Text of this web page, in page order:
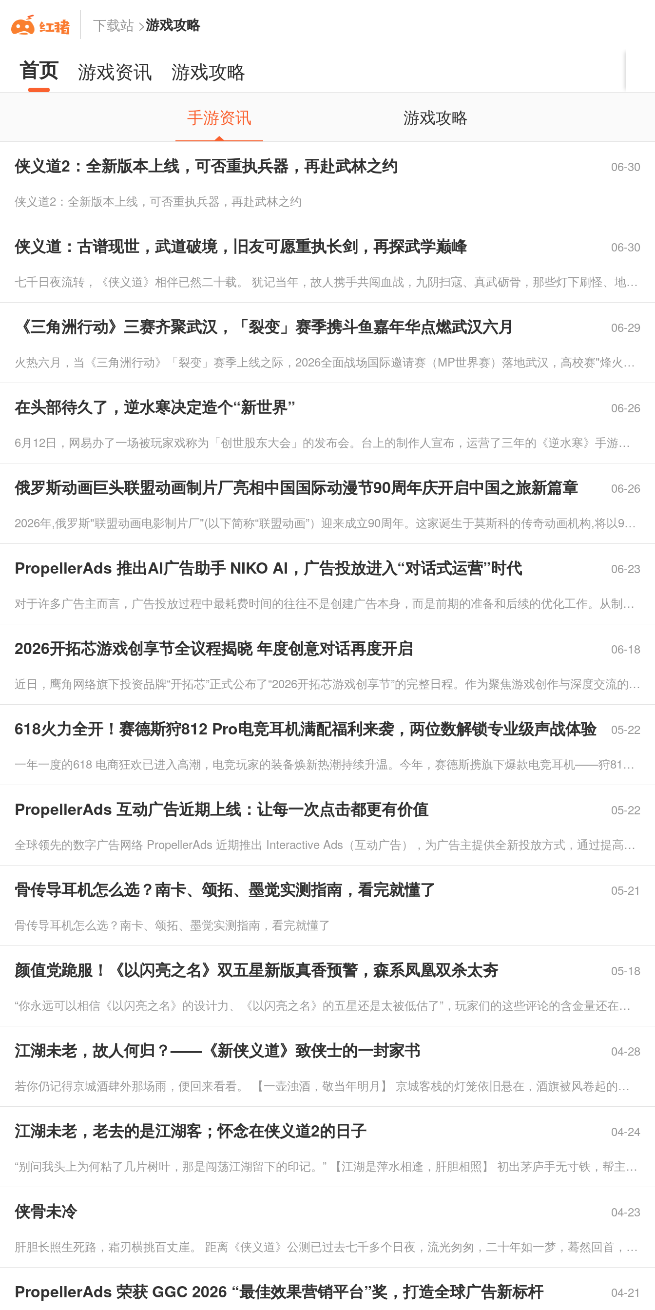
下载站 >游戏攻略
首页 游戏资讯 游戏攻略
手游资讯 游戏攻略
侠义道2：全新版本上线，可否重执兵器，再赴武林之约 06-30
侠义道2：全新版本上线，可否重执兵器，再赴武林之约
侠义道：古谱现世，武道破境，旧友可愿重执长剑，再探武学巅峰 06-30
七千日夜流转，《侠义道》相伴已然二十载。 犹记当年，故人携手共闯血战，九阴扫寇、真武砺骨，那些灯下刷怪、地牢相伴、侠侣同游的快意瞬间，藏着一代人最纯粹的武侠梦。
《三角洲行动》三赛齐聚武汉，「裂变」赛季携斗鱼嘉年华点燃武汉六月 06-29
火热六月，当《三角洲行动》「裂变」赛季上线之际，2026全面战场国际邀请赛（MP世界赛）落地武汉，高校赛"烽火打洲杯"全国总决赛与"不服请上桌"主播赏金赛也接棒登陆斗鱼嘉年华，
在头部待久了，逆水寒决定造个“新世界” 06-26
6月12日，网易办了一场被玩家戏称为「创世股东大会」的发布会。台上的制作人宣布，运营了三年的《逆水寒》手游，将在6月26日正式改名为《逆水寒：新世界》。 在游戏行业，一款
俄罗斯动画巨头联盟动画制片厂亮相中国国际动漫节90周年庆开启中国之旅新篇章 06-26
2026年,俄罗斯"联盟动画电影制片厂"(以下简称“联盟动画”）迎来成立90周年。这家诞生于莫斯科的传奇动画机构,将以90周年庆典为契机,正式亮相第二十二届中国国际动漫节,为中国观众
PropellerAds 推出AI广告助手 NIKO AI，广告投放进入“对话式运营”时代 06-23
对于许多广告主而言，广告投放过程中最耗费时间的往往不是创建广告本身，而是前期的准备和后续的优化工作。从制定出价策略、分析数据表现，到测试新的市场和受众，每一个环节
2026开拓芯游戏创享节全议程揭晓 年度创意对话再度开启 06-18
近日，鹰角网络旗下投资品牌“开拓芯”正式公布了“2026开拓芯游戏创享节”的完整日程。作为聚焦游戏创作与深度交流的年度线下盛会，本届活动将于 7月25日至26日(周六、周日)，在
618火力全开！赛德斯狩812 Pro电竞耳机满配福利来袭，两位数解锁专业级声战体验 05-22
一年一度的618 电商狂欢已进入高潮，电竞玩家的装备焕新热潮持续升温。今年，赛德斯携旗下爆款电竞耳机——狩812 Pro重磅参战，以满配性能与诚意福利，为玩家带来“专业配置+优惠
PropellerAds 互动广告近期上线：让每一次点击都更有价值 05-22
全球领先的数字广告网络 PropellerAds 近期推出 Interactive Ads（互动广告），为广告主提供全新投放方式，通过提高点击质量，实现更高转化率。
骨传导耳机怎么选？南卡、颂拓、墨觉实测指南，看完就懂了 05-21
骨传导耳机怎么选？南卡、颂拓、墨觉实测指南，看完就懂了
颜值党跪服！《以闪亮之名》双五星新版真香预警，森系凤凰双杀太夯 05-18
“你永远可以相信《以闪亮之名》的设计力、《以闪亮之名》的五星还是太被低估了”，玩家们的这些评论的含金量还在持续上升！绝对不能接受有人还不知道《以闪亮之名》最新版本
江湖未老，故人何归？——《新侠义道》致侠士的一封家书 04-28
若你仍记得京城酒肆外那场雨，便回来看看。 【一壶浊酒，敬当年明月】 京城客栈的灯笼依旧悬在，酒旗被风卷起的弧度，和十年前毫无二致。
江湖未老，老去的是江湖客；怀念在侠义道2的日子 04-24
“别问我头上为何粘了几片树叶，那是闯荡江湖留下的印记。” 【江湖是萍水相逢，肝胆相照】 初出茅庐手无寸铁，帮主随手掷来长剑。独门道具炼制失败，陌路大哥慷慨赠予熊爪
侠骨未冷 04-23
肝胆长照生死路，霜刃横挑百丈崖。 距离《侠义道》公测已过去七千多个日夜，流光匆匆，二十年如一梦，蓦然回首，昔日与我快意恩仇的少年郎，尚还在否？
PropellerAds 荣获 GGC 2026 “最佳效果营销平台”奖，打造全球广告新标杆 04-21